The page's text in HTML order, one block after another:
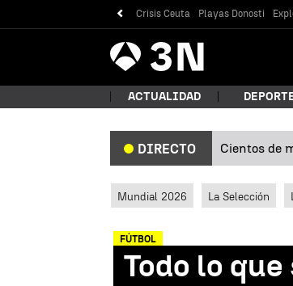
Crisis Ceuta Playas Donosti
Antena
3 Noticias
ACTUALIDAD
DIRECTO Cientos de
Mundial 2026 La Selección
FÚTBOL
Todo lo